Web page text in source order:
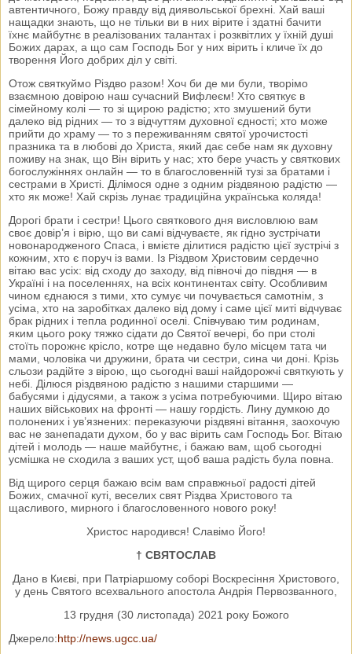
автентичного, Божу правду від диявольської брехні. Хай ваші
нащадки знають, що не тільки ви в них вірите і здатні бачити
їхнє майбутнє в реалізованих талантах і розквітлих у їхній душі
Божих дарах, а що сам Господь Бог у них вірить і кличе їх до
творення Його добрих діл у світі.
Отож святкуймо Різдво разом! Хоч би де ми були, творімо
взаємною довірою наш сучасний Вифлеєм! Хто святкує в
сімейному колі — то зі щирою радістю; хто змушений бути
далеко від рідних — то з відчуттям духовної єдності; хто може
прийти до храму — то з переживанням святої урочистості
празника та в любові до Христа, який дає себе нам як духовну
поживу на знак, що Він вірить у нас; хто бере участь у святкових
богослужіннях онлайн — то в благословенній тузі за братами і
сестрами в Христі. Ділімося одне з одним різдвяною радістю —
хто як може! Хай скрізь лунає традиційна українська коляда!
Дорогі брати і сестри! Цього святкового дня висловлюю вам
своє довір’я і вірю, що ви самі відчуваєте, як гідно зустрічати
новонародженого Спаса, і вмієте ділитися радістю цієї зустрічі з
кожним, хто є поруч із вами. Із Різдвом Христовим сердечно
вітаю вас усіх: від сходу до заходу, від півночі до півдня — в
Україні і на поселеннях, на всіх континентах світу. Особливим
чином єднаюся з тими, хто сумує чи почувається самотнім, з
усіма, хто на заробітках далеко від дому і саме цієї миті відчуває
брак рідних і тепла родинної оселі. Співчуваю тим родинам,
яким цього року тяжко сідати до Святої вечері, бо при столі
стоїть порожнє крісло, котре ще недавно було місцем тата чи
мами, чоловіка чи дружини, брата чи сестри, сина чи доні. Крізь
сльози радійте з вірою, що сьогодні ваші найдорожчі святкують у
небі. Ділюся різдвяною радістю з нашими старшими —
бабусями і дідусями, а також з усіма потребуючими. Щиро вітаю
наших військових на фронті — нашу гордість. Лину думкою до
полонених і ув’язнених: переказуючи різдвяні вітання, заохочую
вас не занепадати духом, бо у вас вірить сам Господь Бог. Вітаю
дітей і молодь — наше майбутнє, і бажаю вам, щоб сьогодні
усмішка не сходила з ваших уст, щоб ваша радість була повна.
Від щирого серця бажаю всім вам справжньої радості дітей
Божих, смачної куті, веселих свят Різдва Христового та
щасливого, мирного і благословенного нового року!
Христос народився! Славімо Його!
† СВЯТОСЛАВ
Дано в Києві, при Патріаршому соборі Воскресіння Христового,
у день Святого всехвального апостола Андрія Первозванного,
13 грудня (30 листопада) 2021 року Божого
Джерело:http://news.ugcc.ua/